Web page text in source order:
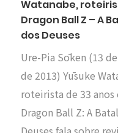
Watanabe,
Dragon Ball Z – A
dos Deuses
Ure-Pia Sōken (13
de 2013) Yūsuke
roteirista de 33
Dragon Ball Z: A